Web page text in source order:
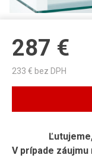
287 €
233 € bez DPH
V prípade záujmu